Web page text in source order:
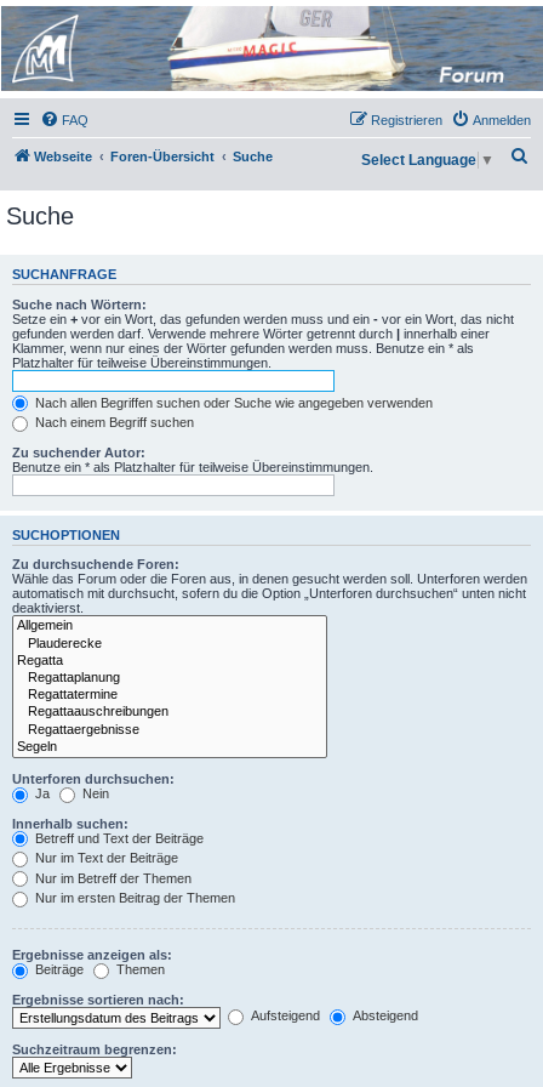
Micro Magic Forum
Deutschland
FAQ Anmelden
Registrieren
Webseite Foren-Übersicht Suche Select Language ▼
Suche
SUCHANFRAGE
Suche nach Wörtern:
Setze ein + vor ein Wort, das gefunden werden muss und ein - vor ein Wort, das nicht
gefunden werden darf. Verwende mehrere Wörter getrennt durch | innerhalb einer
Klammer, wenn nur eines der Wörter gefunden werden muss. Benutze ein * als
Platzhalter für teilweise Übereinstimmungen.
Nach allen Begriffen suchen oder Suche wie angegeben verwenden
Nach einem Begriff suchen
Zu suchender Autor:
Benutze ein * als Platzhalter für teilweise Übereinstimmungen.
SUCHOPTIONEN
Zu durchsuchende Foren:
Wähle das Forum oder die Foren aus, in denen gesucht werden soll. Unterforen werden
automatisch mit durchsucht, sofern du die Option „Unterforen durchsuchen“ unten nicht
deaktivierst.
Unterforen durchsuchen:
Ja
Nein
Innerhalb suchen:
Betreff und Text der Beiträge
Nur im Text der Beiträge
Nur im Betreff der Themen
Nur im ersten Beitrag der Themen
Ergebnisse anzeigen als:
Beiträge
Themen
Ergebnisse sortieren nach:
Aufsteigend
Absteigend
Suchzeitraum begrenzen: